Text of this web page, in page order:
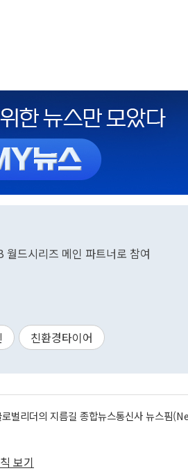
드시리즈 메인 파트너로 참여
친환경타이어
벌리더의 지름길 종합뉴스통신사 뉴스핌
보기